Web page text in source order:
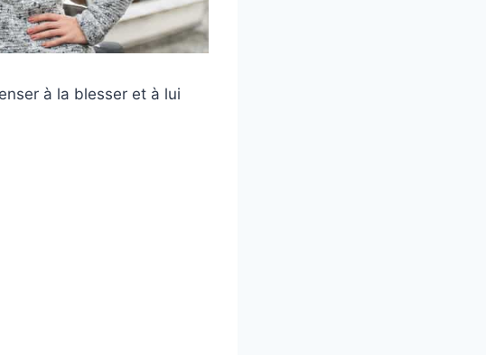
à la blesser et à lui